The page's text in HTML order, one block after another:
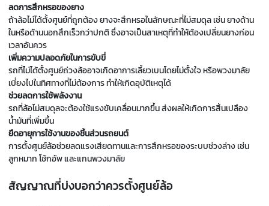
ลดการสึกหรอของยาง
ถ้าล้อไม่ได้ตั้งศูนย์ที่ถูกต้อง ยางจะสึกหรอในลักษณะที่ไม่สมดุล เช่น ยางด้าน
ในหรือด้านนอกสึกเร็วกว่าปกติ ซึ่งอาจเป็นสาเหตุที่ทำให้ต้องเปลี่ยนยางก่อน
เวลาอันควร
เพิ่มความปลอดภัยในการขับขี่
รถที่ไม่ได้ตั้งศูนย์ถ่วงล้ออาจเกิดอาการเลี้ยวเบนโดยไม่ตั้งใจ หรือพวงมาลัย
เบี่ยงไปในทิศทางที่ไม่ต้องการ ทำให้เกิดอุบัติเหตุได้
ช่วยลดการใช้พลังงาน
รถที่ล้อไม่สมดุลจะต้องใช้แรงขับเคลื่อนมากขึ้น ส่งผลให้เกิดการสิ้นเปลือง
น้ำมันที่เพิ่มขึ้น
ยืดอายุการใช้งานของชิ้นส่วนรถยนต์
การตั้งศูนย์ล้อช่วยลดแรงเสียดทานและการสึกหรอของระบบช่วงล่าง เช่น
ลูกหมาก โช้กอัพ และแกนพวงมาลัย
สัญญาณที่บ่งบอกว่าควรตั้งศูนย์ล้อ